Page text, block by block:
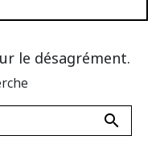
le désagrément.
